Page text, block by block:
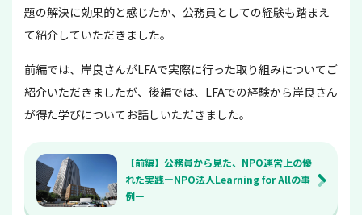
題の解決に効果的と感じたか、公務員としての経験も踏まえ
て紹介していただきました。
前編では、岸良さんがLFAで実際に行った取り組みについてご
紹介いただきましたが、後編では、LFAでの経験から岸良さん
が得た学びについてお話しいただきました。
【前編】公務員から見た、NPO運営上の優
れた実践ーNPO法人Learning for Allの事
例ー